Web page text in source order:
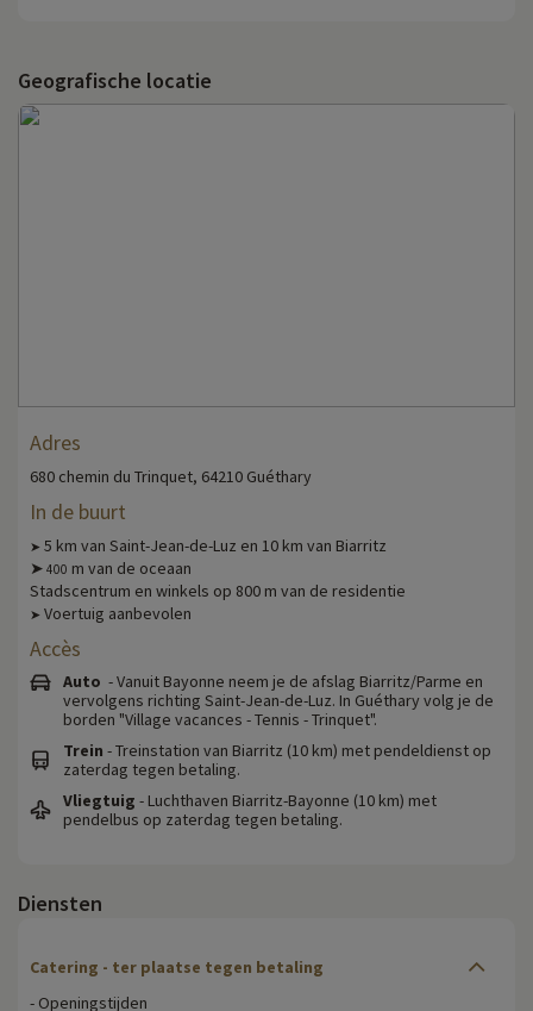
Geografische locatie
Adres
680 chemin du Trinquet, 64210 Guéthary
In de buurt
➤ 5 km van Saint-Jean-de-Luz en 10 km van Biarritz
➤ 400 m van de oceaan
Stadscentrum en winkels op 800 m van de residentie
➤ Voertuig aanbevolen
Accès
Auto - Vanuit Bayonne neem je de afslag Biarritz/Parme en
vervolgens richting Saint-Jean-de-Luz. In Guéthary volg je de
borden "Village vacances - Tennis - Trinquet".
Trein - Treinstation van Biarritz (10 km) met pendeldienst op
zaterdag tegen betaling.
Vliegtuig - Luchthaven Biarritz-Bayonne (10 km) met
pendelbus op zaterdag tegen betaling.
Diensten
Catering - ter plaatse tegen betaling
- Openingstijden